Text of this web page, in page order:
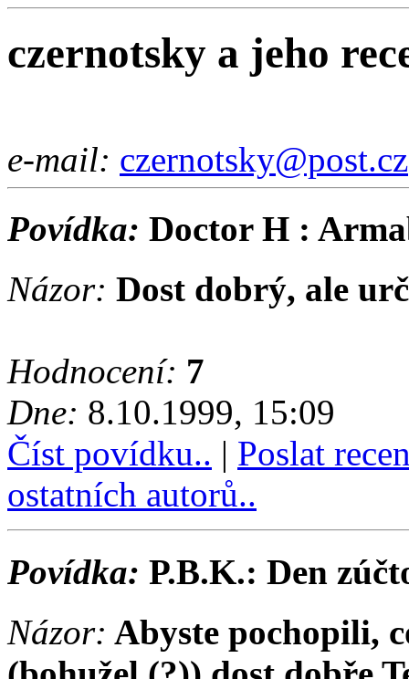
czernotsky a jeho
e-mail: czernotsky@post.cz
Povídka: Doctor H :
Názor: Dost dobrý, ale
Hodnocení: 7
Dne: 8.10.1999, 15:09
Číst povídku.. | Poslat
ostatních autorů..
Povídka: P.B.K.: Den
Názor: Abyste pochopili,